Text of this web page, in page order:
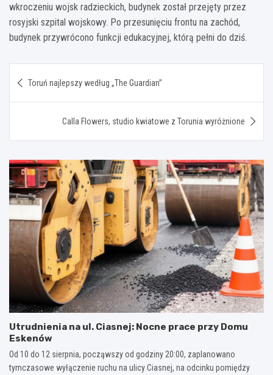
wkroczeniu wojsk radzieckich, budynek został przejęty przez
rosyjski szpital wojskowy. Po przesunięciu frontu na zachód,
budynek przywrócono funkcji edukacyjnej, którą pełni do dziś.
wpisu
Toruń najlepszy według „The Guardian”
Calla Flowers, studio kwiatowe z Torunia wyróżnione
Utrudnienia na ul. Ciasnej: Nocne prace przy Domu
Eskenów
Od 10 do 12 sierpnia, począwszy od godziny 20:00, zaplanowano
tymczasowe wyłączenie ruchu na ulicy Ciasnej, na odcinku pomiędzy